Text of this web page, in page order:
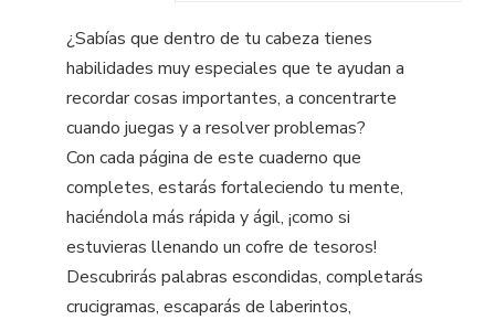
¿Sabías que dentro de tu cabeza tienes
habilidades muy especiales que te ayudan a
recordar cosas importantes, a concentrarte
cuando juegas y a resolver problemas?
Con cada página de este cuaderno que
completes, estarás fortaleciendo tu mente,
haciéndola más rápida y ágil, ¡como si
estuvieras llenando un cofre de tesoros!
Descubrirás palabras escondidas, completarás
crucigramas, escaparás de laberintos,